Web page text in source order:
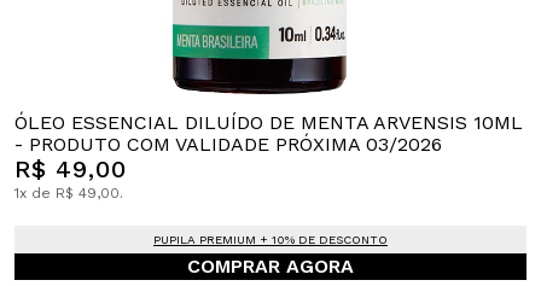
ÓLEO ESSENCIAL DILUÍDO DE MENTA ARVENSIS 10ML
- PRODUTO COM VALIDADE PRÓXIMA 03/2026
R$ 49,00
1x de R$ 49,00.
PUPILA PREMIUM + 10% DE DESCONTO
COMPRAR AGORA